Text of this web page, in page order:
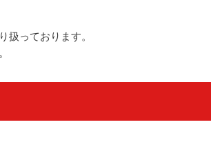
扱っております。